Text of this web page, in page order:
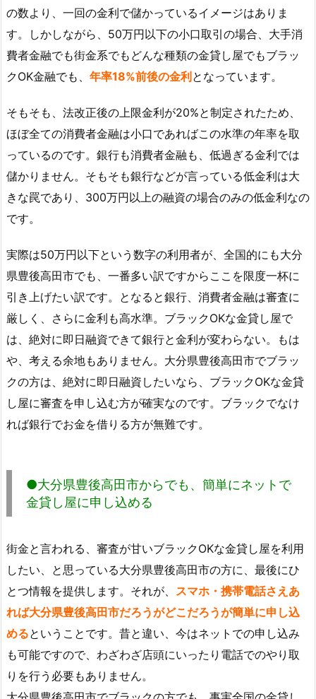
の数より、一回の金利で儲かっているイメージはありま
す。しかしながら、50万円以下の小口取引の場合、大手消
費者金融でも街金系でもどんな種類の金貸し屋でもブラッ
クOK金融でも、 年率18%前後の金利 となっています。
そもそも、法改正後の上限金利が20%と制定されたため、
ほぼ全ての消費者金融は小口であればこの水準の年率を取
っているのです。銀行も消費者金融も、低過ぎる金利では
儲かりません。そもそも銀行などが言っている低金利は大
きな罠であり、300万円以上の融資の場合のみの低金利なの
です。
実際は50万円以下という数字の利用者が、全国的にも大分
県豊後高田市でも、一番多い訳ですからここを限度一杯に
引き上げたい訳です。となると銀行、消費者金融は審査に
厳しく、さらに金利も高水準。ブラックOKな金貸し屋で
は、絶対に即日融資できて銀行と金利が変わらない。もは
や、考える余地もありません。大分県豊後高田市でブラッ
クの方は、絶対に即日融資したいなら、ブラックOKな金貸
し屋に審査を申し込む方が確実なのです。ブラックでなけ
れば銀行でお金を借りる方が無難です。
●大分県豊後高田市からでも、簡単にネットで
金貸し屋に申し込める
街金と言われる、審査が甘いブラックOKな金貸し屋を利用
したい、と思っている大分県豊後高田市の方に、最後にひ
とつ情報を提供します。それが、 スマホ・携帯電話さえあ
れば大分県豊後高田市だろうがどこだろうが簡単に申し込
めるということです。昔と違い、今はネットでの申し込み
も可能ですので、わざわざ店頭にいったり電話でのやり取
りを行う必要もありません。